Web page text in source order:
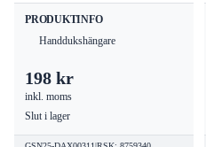
PRODUKTINFO
Handdukshängare
198 kr
inkl. moms
Slut i lager